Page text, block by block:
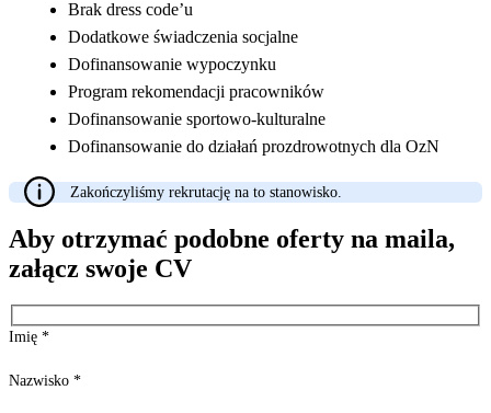
Brak dress code’u
Dodatkowe świadczenia socjalne
Dofinansowanie wypoczynku
Program rekomendacji pracowników
Dofinansowanie sportowo-kulturalne
Dofinansowanie do działań prozdrowotnych dla OzN
Zakończyliśmy rekrutację na to stanowisko.
Aby otrzymać podobne oferty na maila,
załącz swoje CV
Imię *
Nazwisko *